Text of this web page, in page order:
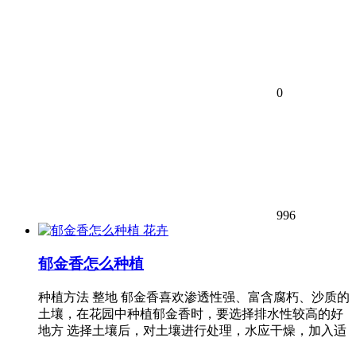
0
996
花卉
郁金香怎么种植
种植方法 整地 郁金香喜欢渗透性强、富含腐朽、沙质的
土壤，在花园中种植郁金香时，要选择排水性较高的好
地方 选择土壤后，对土壤进行处理，水应干燥，加入适